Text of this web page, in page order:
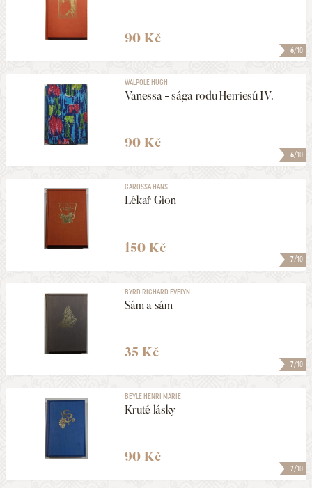
6/10
90 Kč
6/10
WALPOLE HUGH
Vanessa - sága rodu Herriesů IV.
90 Kč
7/10
CAROSSA HANS
Lékař Gion
150 Kč
7/10
BYRD RICHARD EVELYN
Sám a sám
35 Kč
7/10
BEYLE HENRI MARIE
Kruté lásky
90 Kč